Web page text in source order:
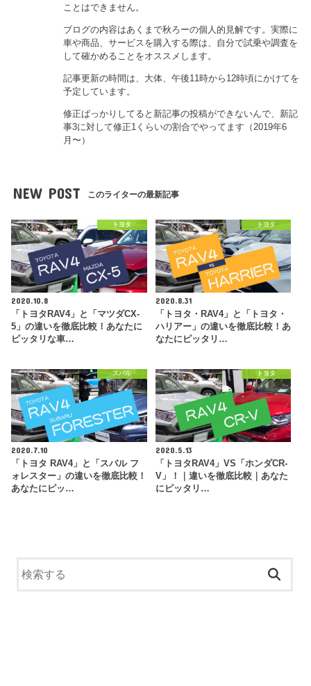
ことはできません。
ブログの内容はあくまで秋ろーの個人的見解です。実際に
車や商品、サービスを購入する際は、自分で試乗や調査を
して確かめることをオススメします。
記事更新の時間は、大体、午後11時から12時頃にかけてを
予定しています。
修正ばっかりしてると新記事の投稿ができないんで、新記
事3に対して修正1くらいの割合でやってます（2019年6
月〜）
NEW POST このライターの最新記事
トヨタ
2020.10.8
「トヨタRAV4」と「マツダCX-
5」の違いを徹底比較！あなたに
ピッタリな車…
トヨタ
2020.8.31
「トヨタ・RAV4」と「トヨタ・
ハリアー」の違いを徹底比較！あ
なたにピッタリ…
スバル
2020.7.10
「トヨタ RAV4」と「スバル フ
ォレスター」の違いを徹底比較！
あなたにピッ…
トヨタ
2020.5.13
「トヨタRAV4」VS「ホンダCR-
V」！｜違いを徹底比較｜あなた
にピッタリ…